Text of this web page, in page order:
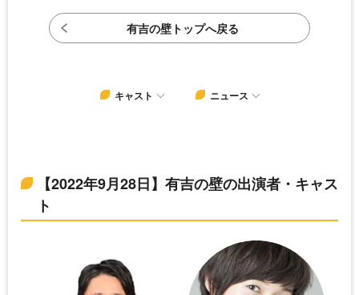
有吉の壁トップへ戻る
キャスト ニュース
【2022年9月28日】有吉の壁の出演者・キャス
ト